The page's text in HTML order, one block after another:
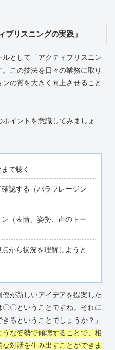
ブリスニングの実践」
として「アクティブリスニン
この技法を日々の業務に取り
の質を大きく向上させること
イントを意識してみましょ
で聴く
認する（パラフレージン
（表情、姿勢、声のトー
から状況を理解しようと
が新しいアイデアを提案した
〇ということですね。それに
るということでしょうか？」
うな姿勢で傾聴することで、相
対話を生み出すことができま